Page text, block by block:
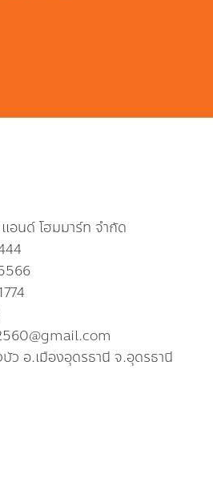
นด์ โฮมมาร์ท จำกัด
อ.เมืองอุดรธานี จ.อุดรธานี